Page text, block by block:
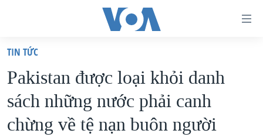
truy
cập
Tới
nội
VIỆT NAM
HOA KỲ
BIỂN ĐÔNG
TIN TỨC
Pakistan được loại khỏi danh
sách những nước phải canh
chừng về tệ nạn buôn người